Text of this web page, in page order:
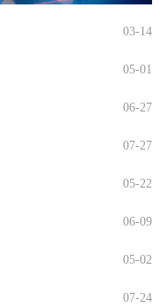
03-14
05-01
06-27
07-27
05-22
06-09
05-02
07-24